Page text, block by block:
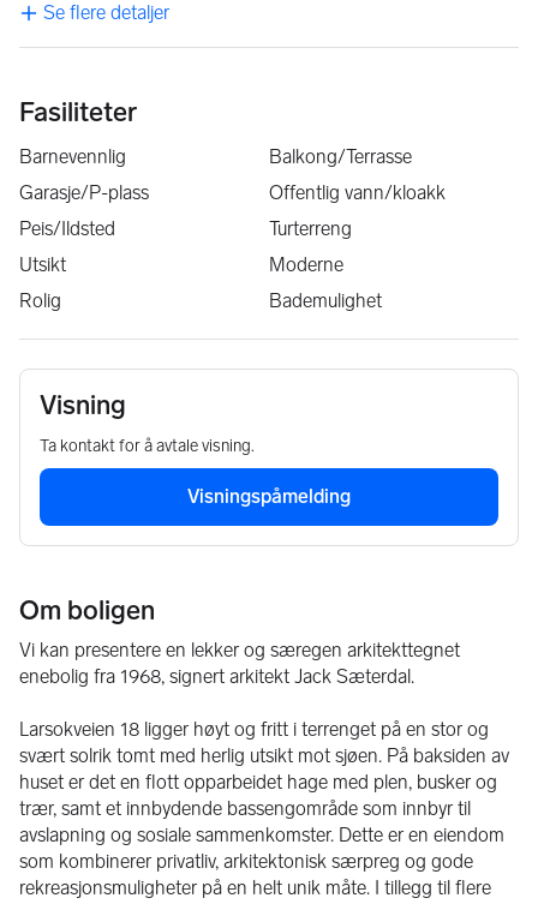
Se flere detaljer
Fasiliteter
Barnevennlig
Balkong/Terrasse
Garasje/P-plass
Offentlig vann/kloakk
Peis/Ildsted
Turterreng
Utsikt
Moderne
Rolig
Bademulighet
Visning
Ta kontakt for å avtale visning.
Visningspåmelding
Om boligen
Vi kan presentere en lekker og særegen arkitekttegnet
enebolig fra 1968, signert arkitekt Jack Sæterdal.
Larsokveien 18 ligger høyt og fritt i terrenget på en stor og
svært solrik tomt med herlig utsikt mot sjøen. På baksiden av
huset er det en flott opparbeidet hage med plen, busker og
trær, samt et innbydende bassengområde som innbyr til
avslapning og sosiale sammenkomster. Dette er en eiendom
som kombinerer privatliv, arkitektonisk særpreg og gode
rekreasjonsmuligheter på en helt unik måte. I tillegg til flere